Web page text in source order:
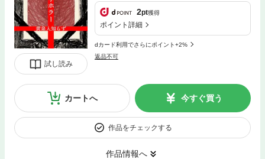
試し読み
2pt獲得
ポイント詳細
dカード利用でさらにポイント+2%
返品不可
カートへ 今すぐ買う
作品をチェックする
作品情報へ